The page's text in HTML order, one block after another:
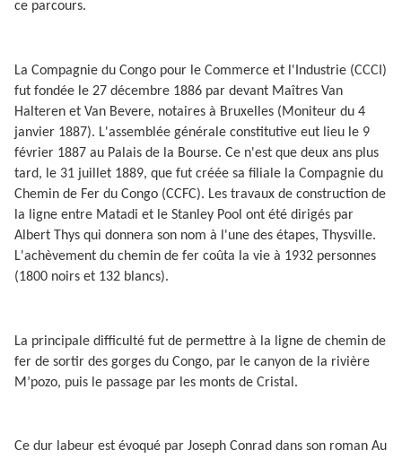
ce parcours.
La Compagnie du Congo pour le Commerce et l'Industrie (CCCI)
fut fondée le 27 décembre 1886 par devant Maîtres Van
Halteren et Van Bevere, notaires à Bruxelles (Moniteur du 4
janvier 1887). L'assemblée générale constitutive eut lieu le 9
février 1887 au Palais de la Bourse. Ce n'est que deux ans plus
tard, le 31 juillet 1889, que fut créée sa filiale la Compagnie du
Chemin de Fer du Congo (CCFC). Les travaux de construction de
la ligne entre Matadi et le Stanley Pool ont été dirigés par
Albert Thys qui donnera son nom à l'une des étapes, Thysville.
L'achèvement du chemin de fer coûta la vie à 1932 personnes
(1800 noirs et 132 blancs).
La principale difficulté fut de permettre à la ligne de chemin de
fer de sortir des gorges du Congo, par le canyon de la rivière
M’pozo, puis le passage par les monts de Cristal.
Ce dur labeur est évoqué par Joseph Conrad dans son roman Au